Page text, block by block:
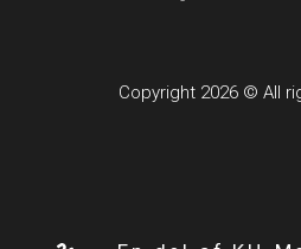
Copyright 2026 © All